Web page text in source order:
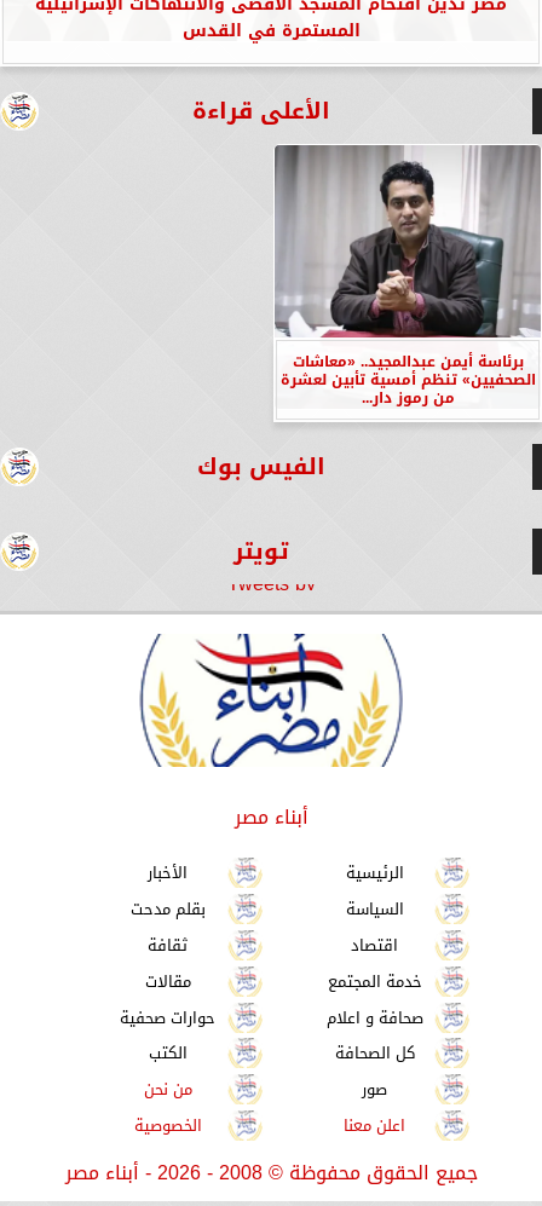
المستمرة في القدس
الأعلى قراءة
برئاسة أيمن عبدالمجيد.. «معاشات
الصحفيين» تنظم أمسية تأبين لعشرة
من رموز دار...
الفيس بوك
تويتر
Tweets by
أبناء مصر
الرئيسية
الأخبار
السياسة
بقلم مدحت
اقتصاد
ثقافة
خدمة المجتمع
مقالات
صحافة و اعلام
حوارات صحفية
كل الصحافة
الكتب
صور
من نحن
اعلن معنا
الخصوصية
جميع الحقوق محفوظة©2008 - 2026 - أبناء مصر